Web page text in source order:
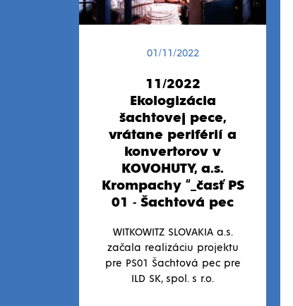
01/11/2022
11/2022
Ekologizácia
šachtovej pece,
vrátane periférií a
konvertorov v
KOVOHUTY, a.s.
Krompachy “_časť PS
01 - Šachtová pec
WITKOWITZ SLOVAKIA a.s.
začala realizáciu projektu
pre PS01 Šachtová pec pre
ILD SK, spol. s r.o.